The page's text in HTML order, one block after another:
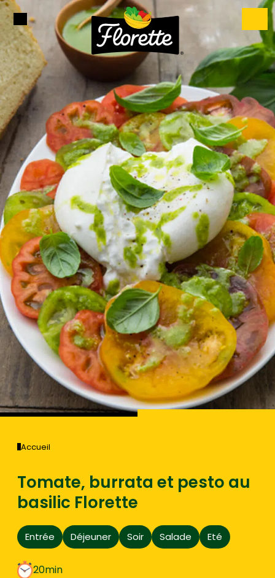
Accueil
Tomate, burrata et pesto au
basilic Florette
Entrée Déjeuner Soir Salade Eté
20min